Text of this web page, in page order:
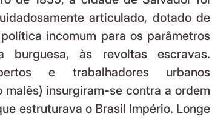
articulado, dotado de
incomum para os parâmetros
burguesa, às revoltas escravas.
e trabalhadores urbanos
malês) insurgiram-se contra a ordem
estruturava o Brasil Império. Longe